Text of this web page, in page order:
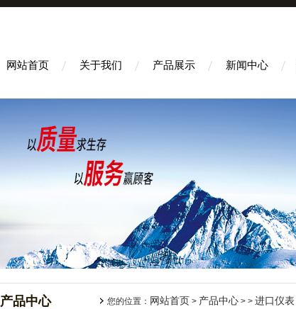
网站首页 关于我们 产品展示 新闻中心
产品中心 您的位置： 网站首页 > 产品中心 > > 进口仪表